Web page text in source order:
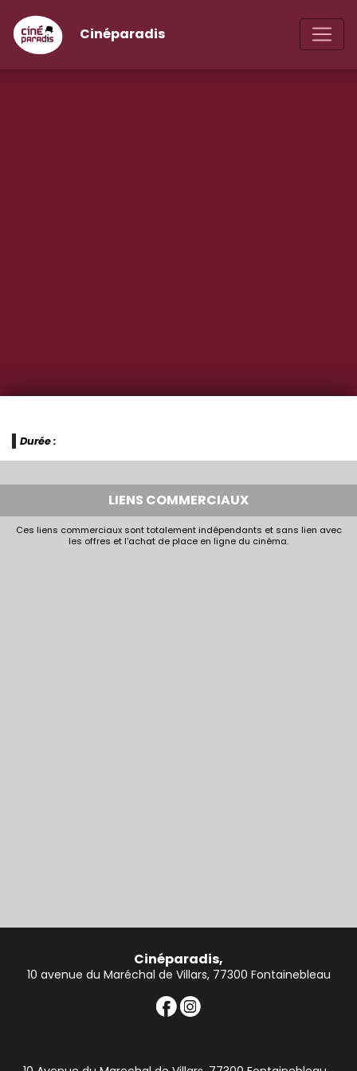
Cinéparadis
Durée :
LIENS COMMERCIAUX
Ces liens commerciaux sont totalement indépendants et sans lien avec
les offres et l'achat de place en ligne du cinéma.
Cinéparadis,
10 avenue du Maréchal de Villars, 77300 Fontainebleau